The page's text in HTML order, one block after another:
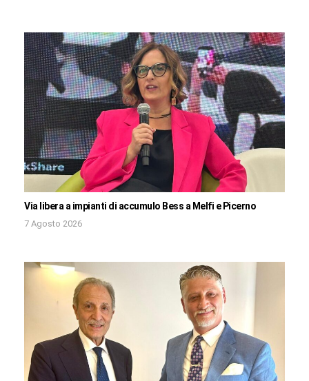
Via libera a impianti di accumulo Bess a Melfi e Picerno
7 Agosto 2026